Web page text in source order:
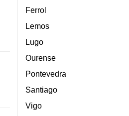
Ferrol
Lemos
Lugo
Ourense
Pontevedra
Santiago
Vigo